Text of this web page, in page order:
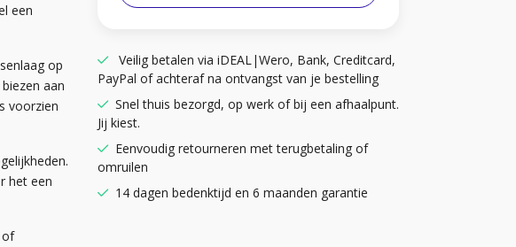
Veilig betalen via iDEAL|Wero, Bank, Creditcard,
PayPal of achteraf na ontvangst van je bestelling
Snel thuis bezorgd, op werk of bij een afhaalpunt.
Jij kiest.
Eenvoudig retourneren met terugbetaling of
omruilen
14 dagen bedenktijd en 6 maanden garantie
een
op
aan
voorzien
het een
of